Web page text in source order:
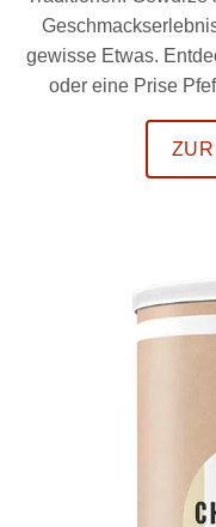
gewisse Etwas.
oder eine Prise